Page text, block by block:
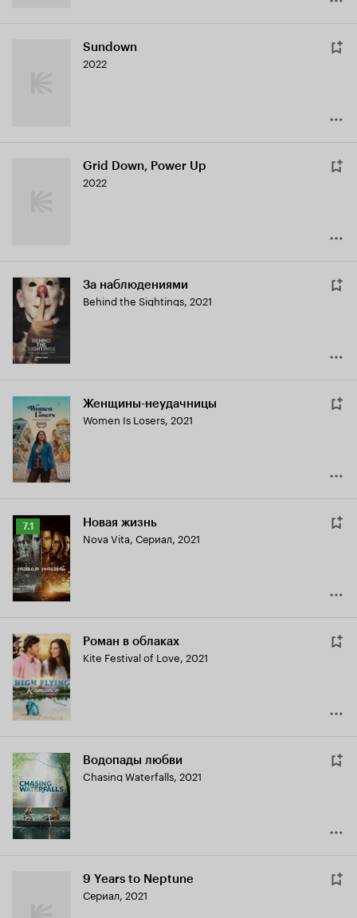
Sundown
2022
Grid Down, Power Up
2022
За наблюдениями
Behind the Sightings, 2021
Женщины-неудачницы
Women Is Losers, 2021
Рейтинг
Кинопоиска
7.1
7.1 Новая жизнь
Nova Vita, Сериал, 2021
Роман в облаках
Kite Festival of Love, 2021
Водопады любви
Chasing Waterfalls, 2021
9 Years to Neptune
Сериал, 2021